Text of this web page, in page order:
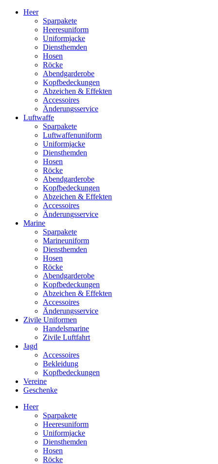
Heer
Sparpakete
Heeresuniform
Uniformjacke
Diensthemden
Hosen
Röcke
Abendgarderobe
Kopfbedeckungen
Abzeichen & Effekten
Accessoires
Änderungsservice
Luftwaffe
Sparpakete
Luftwaffenuniform
Uniformjacke
Diensthemden
Hosen
Röcke
Abendgarderobe
Kopfbedeckungen
Abzeichen & Effekten
Accessoires
Änderungsservice
Marine
Sparpakete
Marineuniform
Diensthemden
Hosen
Röcke
Abendgarderobe
Kopfbedeckungen
Abzeichen & Effekten
Accessoires
Änderungsservice
Zivile Uniformen
Handelsmarine
Zivile Luftfahrt
Jagd
Accessoires
Bekleidung
Kopfbedeckungen
Vereine
Geschenke
Heer
Sparpakete
Heeresuniform
Uniformjacke
Diensthemden
Hosen
Röcke